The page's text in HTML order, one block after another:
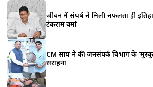
जीवन में संघर्ष से मिली सफलता ही
टंकराम वर्मा
CM साय ने की जनसंपर्क विभाग के
सराहना